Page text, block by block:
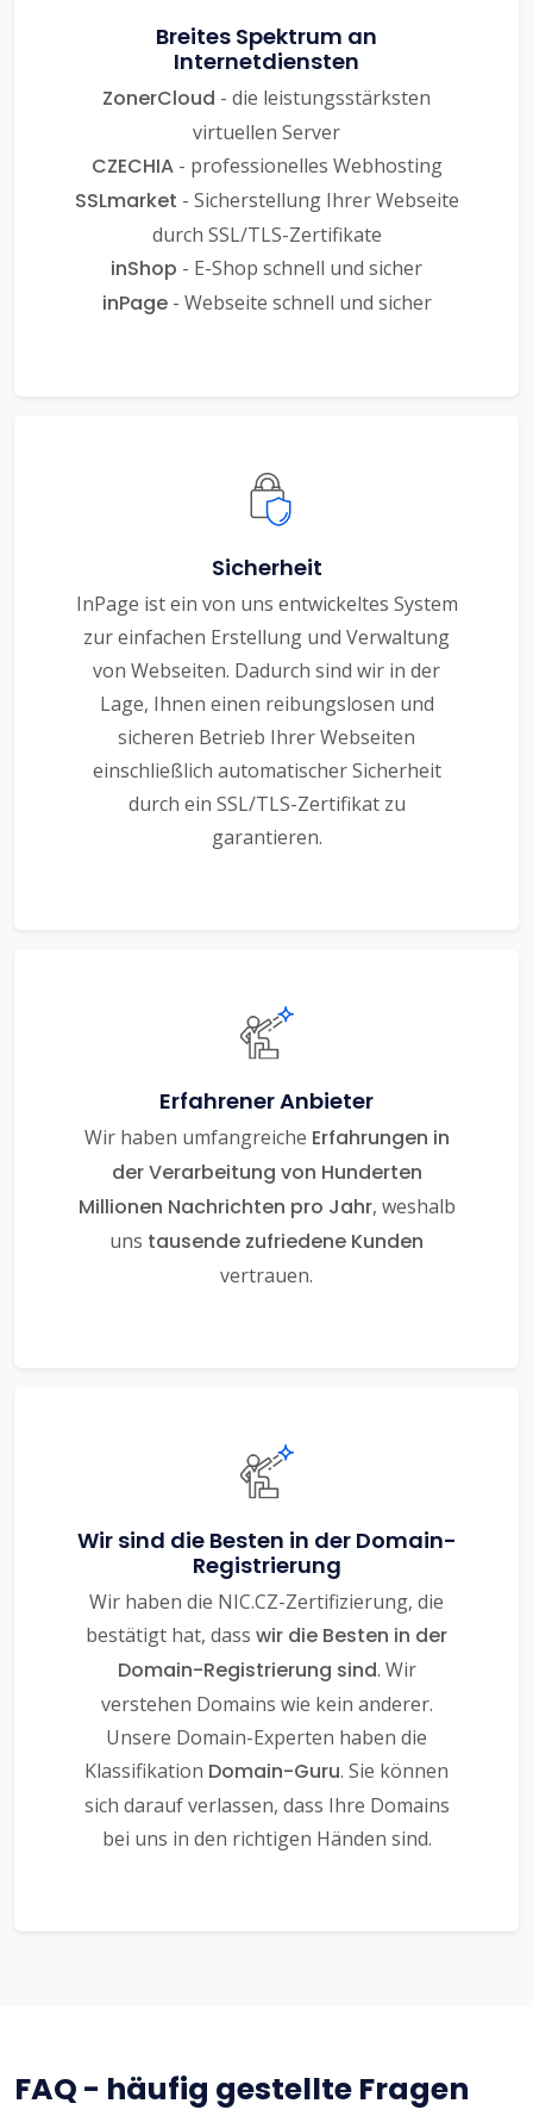
Breites Spektrum an
Internetdiensten
ZonerCloud - die leistungsstärksten
virtuellen Server
CZECHIA- professionelles Webhosting
SSLmarket - Sicherstellung Ihrer Webseite
durch SSL/TLS-Zertifikate
inShop - E-Shop schnell und sicher
inPage- Webseite schnell und sicher
Sicherheit
InPage ist ein von uns entwickeltes System
zur einfachen Erstellung und Verwaltung
von Webseiten. Dadurch sind wir in der
Lage, Ihnen einen reibungslosen und
sicheren Betrieb Ihrer Webseiten
einschließlich automatischer Sicherheit
durch ein SSL/TLS-Zertifikat zu
garantieren.
Erfahrener Anbieter
Wir haben umfangreiche Erfahrungen in
der Verarbeitung von Hunderten
Millionen Nachrichten pro Jahr, weshalb
uns tausende zufriedene Kunden
vertrauen.
Wir sind die Besten in der Domain-
Registrierung
Wir haben die NIC.CZ-Zertifizierung, die
bestätigt hat, dass wir die Besten in der
Domain-Registrierung sind. Wir
verstehen Domains wie kein anderer.
Unsere Domain-Experten haben die
Klassifikation Domain-Guru. Sie können
sich darauf verlassen, dass Ihre Domains
bei uns in den richtigen Händen sind.
FAQ - häufig gestellte Fragen